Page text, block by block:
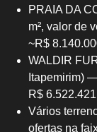
PRAIA DA
m², valor de
~R$
WALDIR
Itapemirim)
R$
Vários
ofertas na